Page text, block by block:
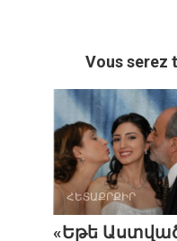
Vous serez
ՀԵՏԱՔՐՔԻՐ
«Եթե